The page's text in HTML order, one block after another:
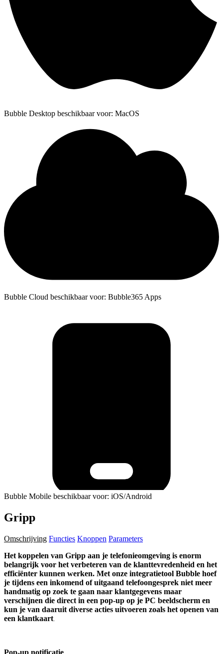
Bubble Desktop beschikbaar voor: MacOS
Bubble Cloud beschikbaar voor: Bubble365 Apps
Bubble Mobile beschikbaar voor: iOS/Android
Gripp
Omschrijving Functies Knoppen Parameters
Het koppelen van Gripp aan je telefonieomgeving is enorm
belangrijk voor het verbeteren van de klanttevredenheid en het
efficiënter kunnen werken. Met onze integratietool Bubble hoef
je tijdens een inkomend of uitgaand telefoongesprek niet meer
handmatig op zoek te gaan naar klantgegevens maar
verschijnen die direct in een pop-up op je PC beeldscherm en
kun je van daaruit diverse acties uitvoeren zoals het openen van
een klantkaart
Pop-up notificatie